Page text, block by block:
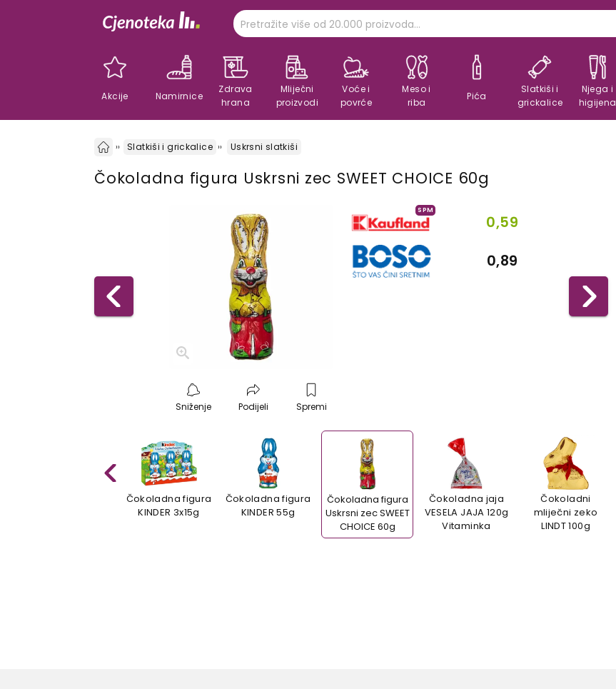
Akcije Namirnice
Zdrava
hrana
Mliječni
proizvodi
Voće i
povrće
Meso i
riba
Pića
Slatkiši i
grickalice
Njega i
higijena
Slatkiši i grickalice Uskrsni slatkiši
Čokoladna figura Uskrsni zec SWEET CHOICE 60g
Sniženje Podijeli Spremi
SPM
0,59
0,89
Čokoladna figura
KINDER 3x15g
Čokoladna figura
KINDER 55g
Čokoladna figura
Uskrsni zec SWEET
CHOICE 60g
Čokoladna jaja
VESELA JAJA 120g
Vitaminka
Čokoladni
mliječni zeko
LINDT 100g